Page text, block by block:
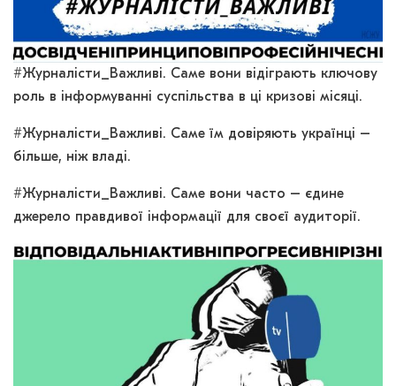
#Журналісти_Важливі. Саме вони відіграють ключову
роль в інформуванні суспільства в ці кризові місяці.
#Журналісти_Важливі. Саме їм довіряють українці –
більше, ніж владі.
#Журналісти_Важливі. Саме вони часто – єдине
джерело правдивої інформації для своєї аудиторії.